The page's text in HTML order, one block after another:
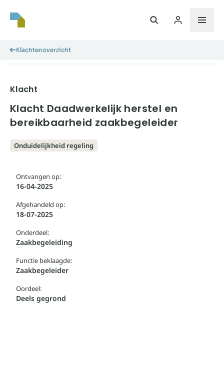
Klachtenoverzicht
Klacht Daadwerkelijk herstel en
bereikbaarheid zaakbegeleider
Klacht
Onduidelijkheid regeling
Ontvangen op:
16-04-2025
Afgehandeld op:
18-07-2025
Onderdeel:
Zaakbegeleiding
Functie beklaagde:
Zaakbegeleider
Oordeel:
Deels gegrond